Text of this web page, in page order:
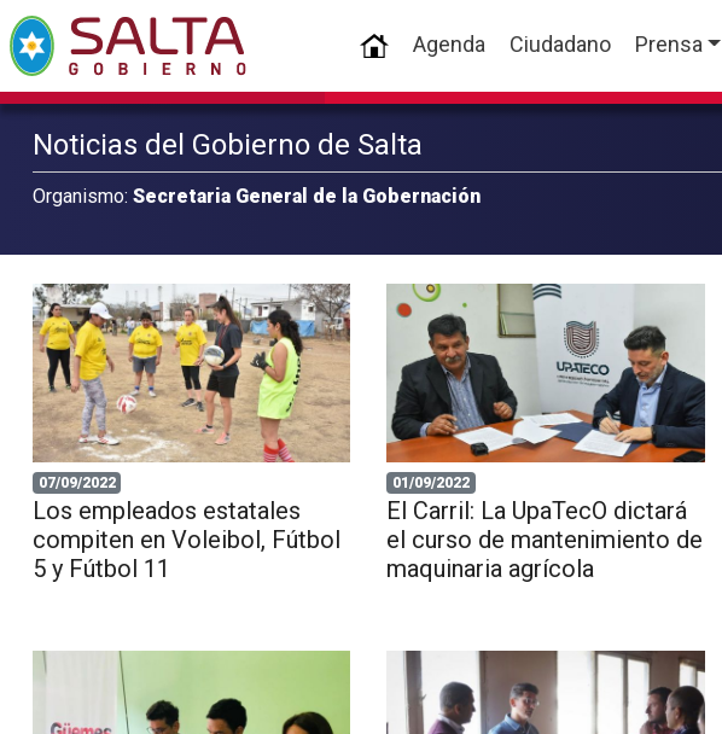
(current)
Agenda Ciudadano Prensa
Noticias del Gobierno de Salta
Organismo: Secretaria General de la Gobernación
07/09/2022
Los empleados estatales
compiten en Voleibol, Fútbol
5 y Fútbol 11
01/09/2022
El Carril: La UpaTecO dictará
el curso de mantenimiento de
maquinaria agrícola